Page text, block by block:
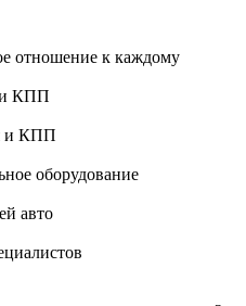
отношение к каждому
и КПП
и КПП
оборудование
авто